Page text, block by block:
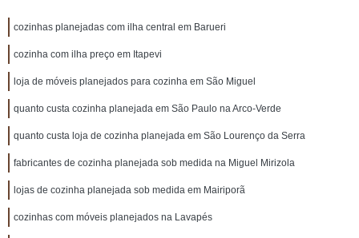
cozinhas planejadas com ilha central em Barueri
cozinha com ilha preço em Itapevi
loja de móveis planejados para cozinha em São Miguel
quanto custa cozinha planejada em São Paulo na Arco-Verde
quanto custa loja de cozinha planejada em São Lourenço da Serra
fabricantes de cozinha planejada sob medida na Miguel Mirizola
lojas de cozinha planejada sob medida em Mairiporã
cozinhas com móveis planejados na Lavapés